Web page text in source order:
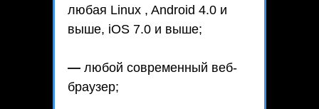
любая Linux , Android 4.0 и
выше, iOS 7.0 и выше;
— любой современный веб-
браузер;